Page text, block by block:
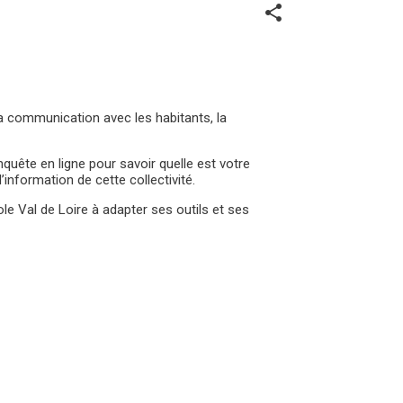
share
communication avec les habitants, la
en ligne pour savoir quelle est votre
de cette collectivité.
Val de Loire à adapter ses outils et ses